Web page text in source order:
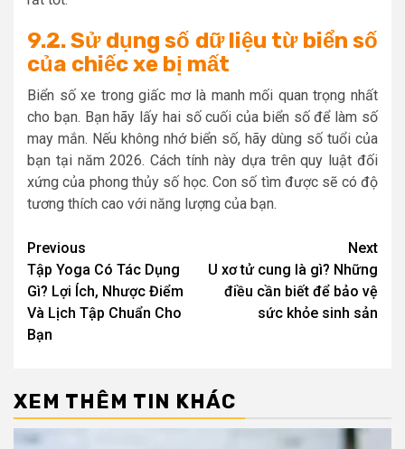
9.2. Sử dụng số dữ liệu từ biển số
của chiếc xe bị mất
Biển số xe trong giấc mơ là manh mối quan trọng nhất
cho bạn. Bạn hãy lấy hai số cuối của biển số để làm số
may mắn. Nếu không nhớ biển số, hãy dùng số tuổi của
bạn tại năm 2026. Cách tính này dựa trên quy luật đối
xứng của phong thủy số học. Con số tìm được sẽ có độ
tương thích cao với năng lượng của bạn.
Post
navigation
Previous
Tập Yoga Có Tác Dụng
Gì? Lợi Ích, Nhược Điểm
Và Lịch Tập Chuẩn Cho
Bạn
Next
U xơ tử cung là gì? Những
điều cần biết để bảo vệ
sức khỏe sinh sản
XEM THÊM TIN KHÁC